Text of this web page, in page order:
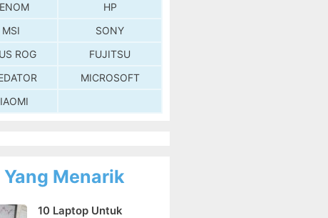
HP
MSI
SONY
ROG
FUJITSU
MICROSOFT
Yang Menarik
10 Laptop Untuk